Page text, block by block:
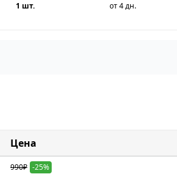
1 шт. от 4 дн.
Цена
990₽ -25%